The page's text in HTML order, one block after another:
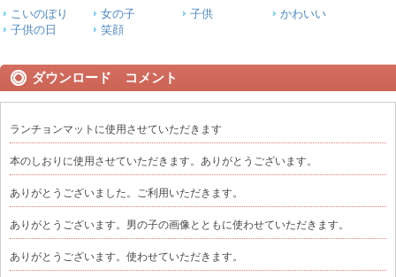
こいのぼり 女の子 子供
かわいい
子供の日
笑顔
ダウンロード コメント
ランチョンマットに使用させていただきます
本のしおりに使用させていただきます。ありがとうございます。
ありがとうございました。ご利用いただきます。
ありがとうございます。男の子の画像とともに使わせていただきます。
ありがとうございます。使わせていただきます。